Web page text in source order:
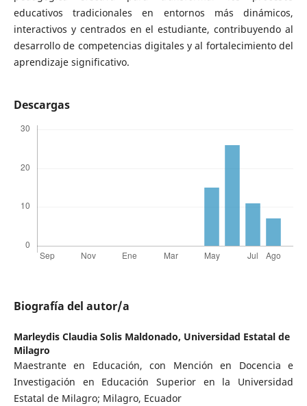
educativos tradicionales en entornos más dinámicos,
interactivos y centrados en el estudiante, contribuyendo al
desarrollo de competencias digitales y al fortalecimiento del
aprendizaje significativo.
Descargas
Biografía del autor/a
Marleydis Claudia Solis Maldonado, Universidad Estatal de
Milagro
Maestrante en Educación, con Mención en Docencia e
Investigación en Educación Superior en la Universidad
Estatal de Milagro; Milagro, Ecuador